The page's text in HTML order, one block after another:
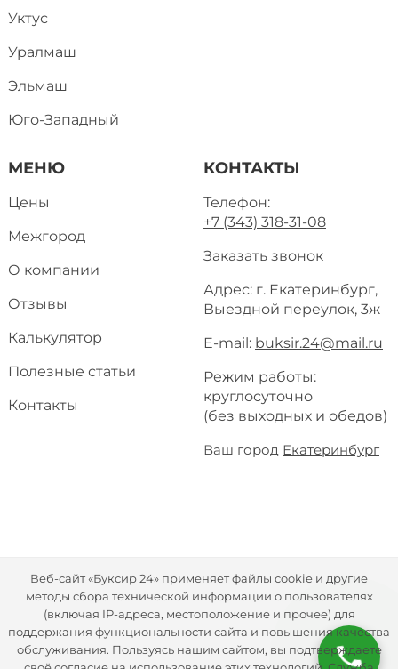
МЕНЮ
Цены
Межгород
О компании
Отзывы
Калькулятор
Полезные статьи
Контакты
Уктус
Уралмаш
Эльмаш
Юго-Западный
КОНТАКТЫ
Телефон:
+7 (343) 318-31-08
Заказать звонок
Адрес: г. Екатеринбург,
Выездной переулок, 3ж
E-mail: buksir.24@mail.ru
Режим работы:
круглосуточно
(без выходных и обедов)
Ваш город Екатеринбург
Веб-сайт «Буксир 24» применяет файлы cookie и другие
методы сбора технической информации о пользователях
(включая IP-адреса, местоположение и прочее) для
поддержания функциональности сайта и повышения качества
обслуживания. Пользуясь нашим сайтом, вы подтверждаете